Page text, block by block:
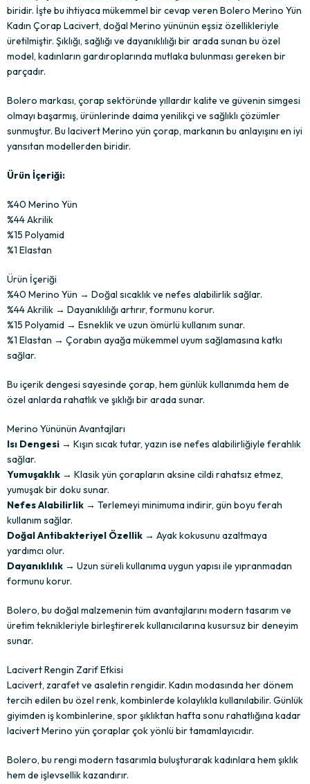
biridir. İşte bu ihtiyaca mükemmel bir cevap veren Bolero Merino Yün
Kadın Çorap Lacivert, doğal Merino yününün eşsiz özellikleriyle
üretilmiştir. Şıklığı, sağlığı ve dayanıklılığı bir arada sunan bu özel
model, kadınların gardıroplarında mutlaka bulunması gereken bir
parçadır.
Bolero markası, çorap sektöründe yıllardır kalite ve güvenin simgesi
olmayı başarmış, ürünlerinde daima yenilikçi ve sağlıklı çözümler
sunmuştur. Bu lacivert Merino yün çorap, markanın bu anlayışını en iyi
yansıtan modellerden biridir.
Ürün İçeriği:
%40 Merino Yün
%44 Akrilik
%15 Polyamid
%1 Elastan
Ürün İçeriği
%40 Merino Yün → Doğal sıcaklık ve nefes alabilirlik sağlar.
%44 Akrilik → Dayanıklılığı artırır, formunu korur.
%15 Polyamid → Esneklik ve uzun ömürlü kullanım sunar.
%1 Elastan → Çorabın ayağa mükemmel uyum sağlamasına katkı
sağlar.
Bu içerik dengesi sayesinde çorap, hem günlük kullanımda hem de
özel anlarda rahatlık ve şıklığı bir arada sunar.
Merino Yününün Avantajları
Isı Dengesi → Kışın sıcak tutar, yazın ise nefes alabilirliğiyle ferahlık
sağlar.
Yumuşaklık → Klasik yün çorapların aksine cildi rahatsız etmez,
yumuşak bir doku sunar.
Nefes Alabilirlik → Terlemeyi minimuma indirir, gün boyu ferah
kullanım sağlar.
Doğal Antibakteriyel Özellik → Ayak kokusunu azaltmaya
yardımcı olur.
Dayanıklılık → Uzun süreli kullanıma uygun yapısı ile yıpranmadan
formunu korur.
Bolero, bu doğal malzemenin tüm avantajlarını modern tasarım ve
üretim teknikleriyle birleştirerek kullanıcılarına kusursuz bir deneyim
sunar.
Lacivert Rengin Zarif Etkisi
Lacivert, zarafet ve asaletin rengidir. Kadın modasında her dönem
tercih edilen bu özel renk, kombinlerde kolaylıkla kullanılabilir. Günlük
giyimden iş kombinlerine, spor şıklıktan hafta sonu rahatlığına kadar
lacivert Merino yün çoraplar çok yönlü bir tamamlayıcıdır.
Bolero, bu rengi modern tasarımla buluşturarak kadınlara hem şıklık
hem de işlevsellik kazandırır.